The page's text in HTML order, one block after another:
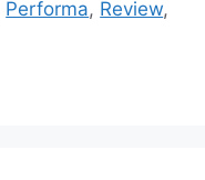
Performa, Review,